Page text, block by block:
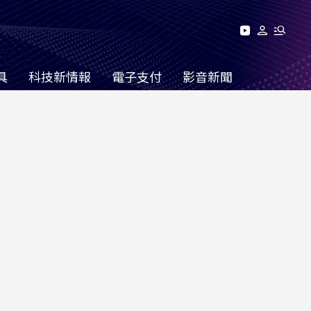
科技新情報 電子支付 影音新聞